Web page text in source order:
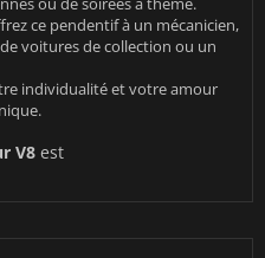
ce pendentif à un mécanicien,
voitures de collection ou un
individualité et votre amour
V8 est